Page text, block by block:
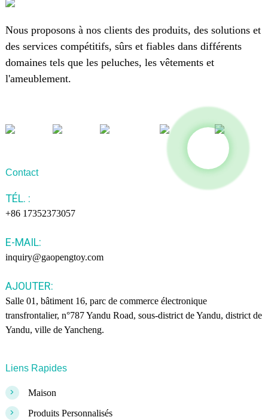
Nous proposons à nos clients des produits, des solutions et
des services compétitifs, sûrs et fiables dans différents
domaines tels que les peluches, les vêtements et
l'ameublement.
Contact
TÉL. :
+86 17352373057
E-MAIL:
inquiry@gaopengtoy.com
AJOUTER:
Salle 01, bâtiment 16, parc de commerce électronique
transfrontalier, n°787 Yandu Road, sous-district de Yandu, district de
Yandu, ville de Yancheng.
Liens Rapides
> Maison
> Produits Personnalisés